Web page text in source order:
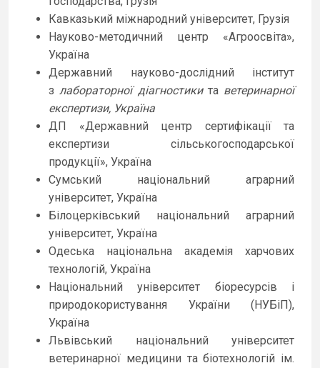
Кавказький міжнародний університет, Грузія
Науково-методичний центр «Агроосвіта»,
Україна
Державний науково-дослідний інститут
з лабораторної діагностикита ветеринарної
експертизи, Україна
ДП «Державний центр сертифікації та
експертизи сільськогосподарської
продукції», Україна
Сумський національний аграрний
університет, Україна
Білоцерківський національний аграрний
університет, Україна
Одеська національна академія харчових
технологій, Україна
Національний університет біоресурсів і
природокористування України (НУБіП),
Україна
Львівський національний університет
ветеринарної медицини та біотехнологій ім.